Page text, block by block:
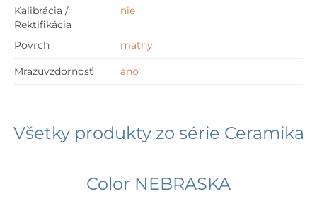
Kalibrácia /
Rektifikácia
nie
Povrch matný
Mrazuvzdornosť áno
Všetky produkty zo série Ceramika
Color NEBRASKA